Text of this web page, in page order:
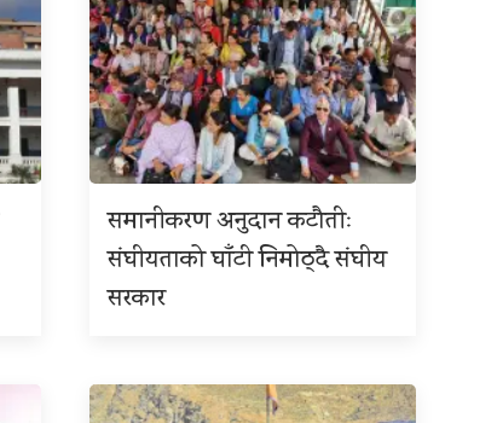
समानीकरण अनुदान कटौतीः
संघीयताको घाँटी निमोठ्दै संघीय
सरकार